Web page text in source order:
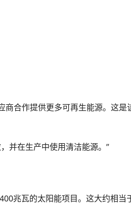
合作提供更多可再生能源。这是
并在生产中使用清洁能源。”
兆瓦的太阳能项目。这大约相当